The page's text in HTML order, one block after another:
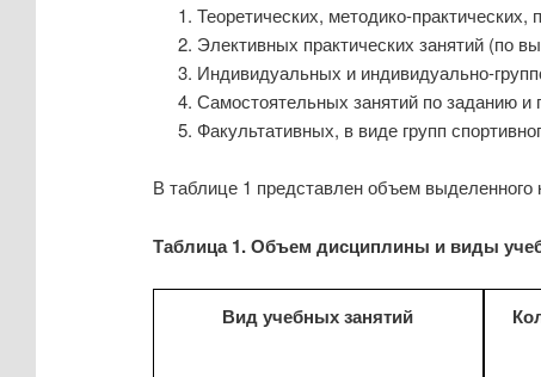
Теоретических, методико-практических,
Элективных практических занятий (по
Индивидуальных и индивидуально-
Самостоятельных занятий по заданию и
Факультативных, в виде групп
В таблице 1 представлен объем
Таблица 1. Объем дисциплины и виды
Вид учебных занятий